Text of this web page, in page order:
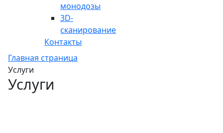
монодозы
3D-
сканирование
Контакты
Главная страница
Услуги
Услуги